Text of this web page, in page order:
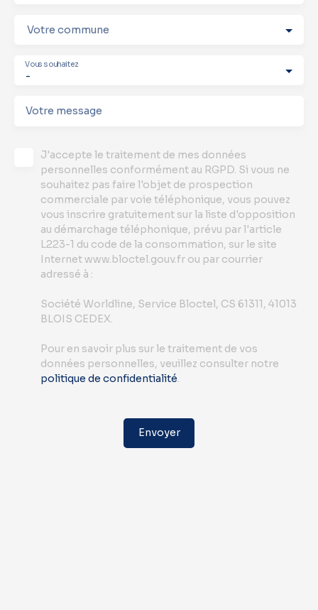
Votre commune
-
Vous souhaitez
Votre message
J'accepte le traitement de mes données
personnelles conformément au RGPD. Si vous ne
souhaitez pas faire l'objet de prospection
commerciale par voie téléphonique, vous pouvez
vous inscrire gratuitement sur la liste d'opposition
au démarchage téléphonique, prévu par l'article
L223-1 du code de la consommation, sur le site
Internet www.bloctel.gouv.fr ou par courrier
adressé à :
Société Worldline, Service Bloctel, CS 61311, 41013
BLOIS CEDEX.
Pour en savoir plus sur le traitement de vos
données personnelles, veuillez consulter notre
politique de confidentialité
Envoyer